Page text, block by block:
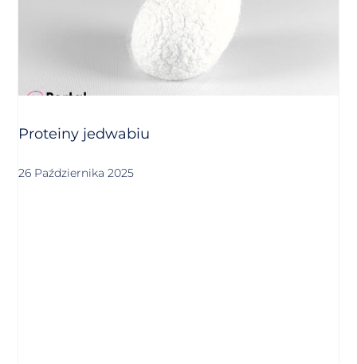
Proteiny jedwabiu
26 Października 2025